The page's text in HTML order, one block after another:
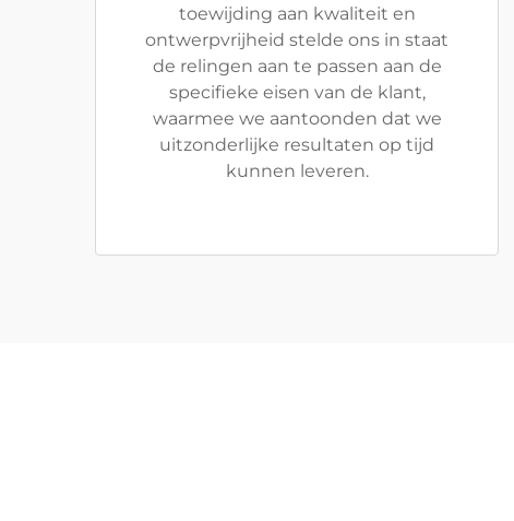
toewijding aan kwaliteit en
ontwerpvrijheid stelde ons in staat
de relingen aan te passen aan de
specifieke eisen van de klant,
waarmee we aantoonden dat we
uitzonderlijke resultaten op tijd
kunnen leveren.